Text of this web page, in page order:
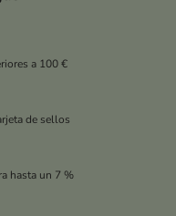
a 100 €
de sellos
hasta un 7 %